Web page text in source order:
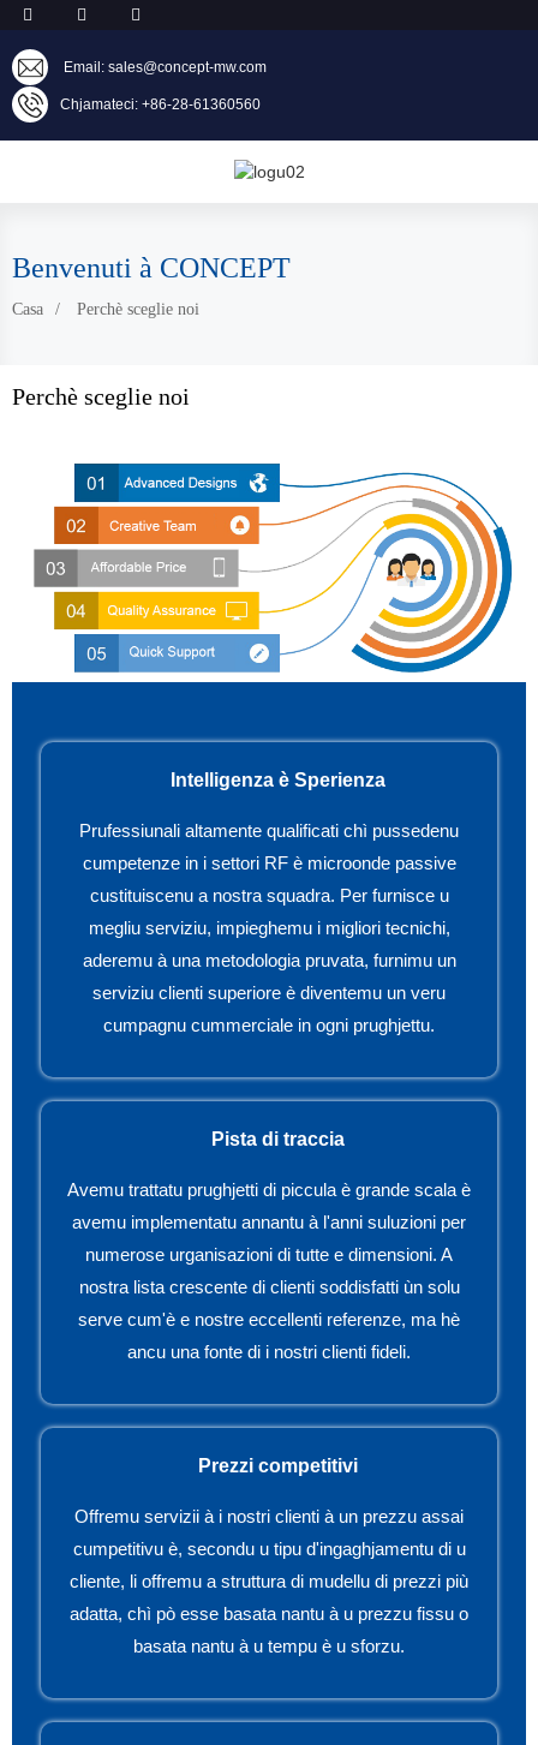
Email: sales@concept-mw.com
Chjamateci: +86-28-61360560
Benvenuti à CONCEPT
Casa Perchè sceglie noi
Perchè sceglie noi
Intelligenza è Sperienza
Prufessiunali altamente qualificati chì pussedenu
cumpetenze in i settori RF è microonde passive
custituiscenu a nostra squadra. Per furnisce u
megliu serviziu, impieghemu i migliori tecnichi,
aderemu à una metodologia pruvata, furnimu un
serviziu clienti superiore è diventemu un veru
cumpagnu cummerciale in ogni prughjettu.
Pista di traccia
Avemu trattatu prughjetti di piccula è grande scala è
avemu implementatu annantu à l'anni suluzioni per
numerose urganisazioni di tutte e dimensioni. A
nostra lista crescente di clienti soddisfatti ùn solu
serve cum'è e nostre eccellenti referenze, ma hè
ancu una fonte di i nostri clienti fideli.
Prezzi competitivi
Offremu servizii à i nostri clienti à un prezzu assai
cumpetitivu è, secondu u tipu d'ingaghjamentu di u
cliente, li offremu a struttura di mudellu di prezzi più
adatta, chì pò esse basata nantu à u prezzu fissu o
basata nantu à u tempu è u sforzu.